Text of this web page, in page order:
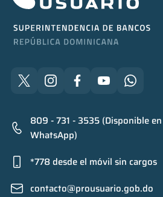
809 - 731 - 3535 (Disponible en
WhatsApp)
*778 desde el móvil sin cargos
contacto@prousuario.gob.do